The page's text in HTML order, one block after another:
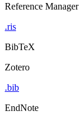
Reference Manager
.ris
BibTeX
Zotero
.bib
EndNote